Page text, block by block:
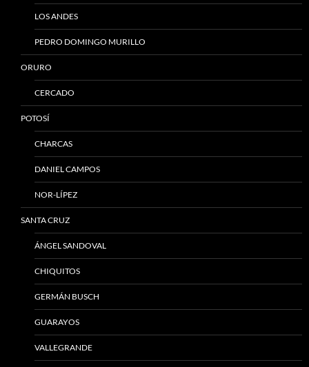
LOS ANDES
PEDRO DOMINGO MURILLO
ORURO
CERCADO
POTOSÍ
CHARCAS
DANIEL CAMPOS
NOR-LÍPEZ
SANTA CRUZ
ÁNGEL SANDOVAL
CHIQUITOS
GERMÁN BUSCH
GUARAYOS
VALLEGRANDE